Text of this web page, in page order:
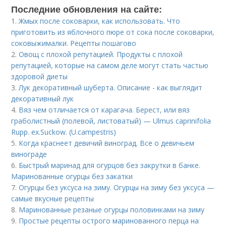
Последние обновления на сайте:
1.Жмых после соковарки, как использовать. Что
приготовить из яблочного пюре от сока после соковарки,
соковыжималки. Рецепты пошагово
2.Овощ с плохой репутацией. Продукты с плохой
репутацией, которые на самом деле могут стать частью
здоровой диеты
3.Лук декоративный шуберта. Описание - как выглядит
декоративный лук
4. Вяз чем отличается от карагача. Берест, или вяз
граболистный (полевой, листоватый) — Ulmus caprinifolia
Rupp. ex.Suckow. (U.campestris)
5. Когда краснеет девичий виноград. Все о девичьем
винограде
6. Быстрый маринад для огурцов без закрутки в банке.
Маринованные огурцы без закатки
7.Огурцы без уксуса на зиму. Огурцы на зиму без уксуса —
самые вкусные рецепты
8. Маринованные резаные огурцы половинками на зиму
9. Простые рецепты острого маринованного перца на